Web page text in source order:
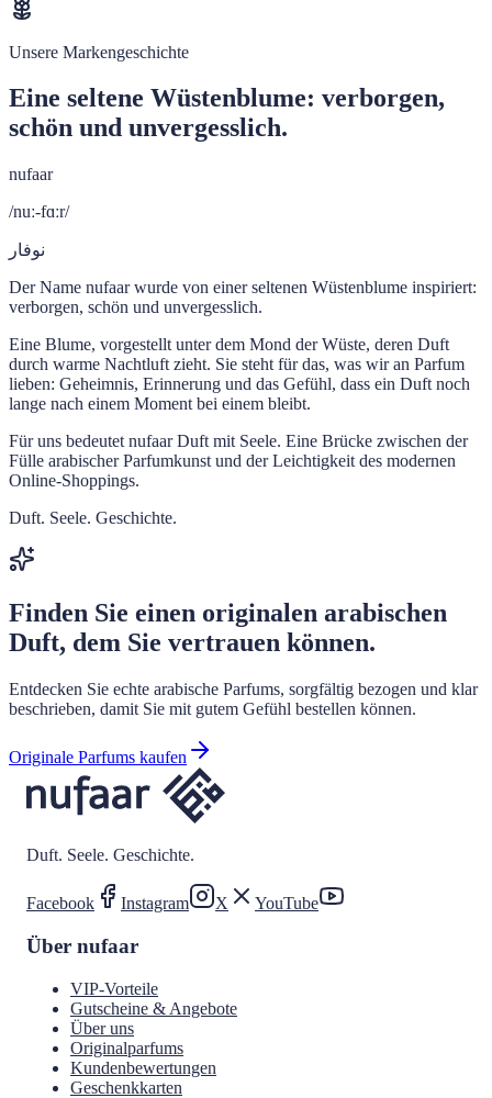
Unsere Markengeschichte
Eine seltene Wüstenblume: verborgen,
schön und unvergesslich.
nufaar
/nuː-fɑːr/
نوفار
Der Name nufaar wurde von einer seltenen Wüstenblume inspiriert:
verborgen, schön und unvergesslich.
Eine Blume, vorgestellt unter dem Mond der Wüste, deren Duft
durch warme Nachtluft zieht. Sie steht für das, was wir an Parfum
lieben: Geheimnis, Erinnerung und das Gefühl, dass ein Duft noch
lange nach einem Moment bei einem bleibt.
Für uns bedeutet nufaar Duft mit Seele. Eine Brücke zwischen der
Fülle arabischer Parfumkunst und der Leichtigkeit des modernen
Online-Shoppings.
Duft. Seele. Geschichte.
Finden Sie einen originalen arabischen
Duft, dem Sie vertrauen können.
Entdecken Sie echte arabische Parfums, sorgfältig bezogen und klar
beschrieben, damit Sie mit gutem Gefühl bestellen können.
Originale Parfums kaufen
Duft. Seele. Geschichte.
Facebook Instagram X YouTube
Über nufaar
VIP-Vorteile
Gutscheine & Angebote
Über uns
Originalparfums
Kundenbewertungen
Geschenkkarten